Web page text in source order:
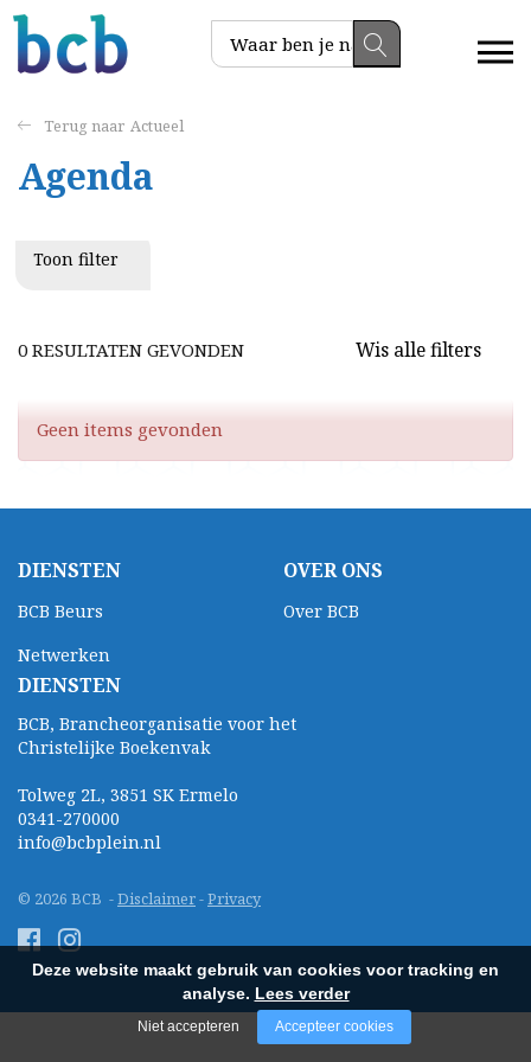
Actueel
Agenda
Toon filter
0 RESULTATEN GEVONDEN Wis alle filters
Geen items gevonden
DIENSTEN
BCB Beurs
Netwerken
OVER ONS
Over BCB
DIENSTEN
BCB, Brancheorganisatie voor het
Christelijke Boekenvak
Tolweg 2L, 3851 SK Ermelo
0341-270000
info@bcbplein.nl
© 2026 BCB -Disclaimer-Privacy
Deze website maakt gebruik van cookies voor tracking en
analyse. Lees verder
Niet accepteren Accepteer cookies